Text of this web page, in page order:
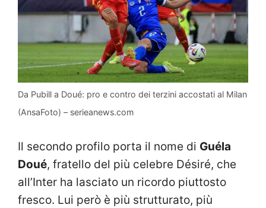
Da Pubill a Doué: pro e contro dei terzini accostati al Milan
(AnsaFoto) – serieanews.com
Il secondo profilo porta il nome di Guéla
Doué, fratello del più celebre Désiré, che
all’Inter ha lasciato un ricordo piuttosto
fresco. Lui però è più strutturato, più